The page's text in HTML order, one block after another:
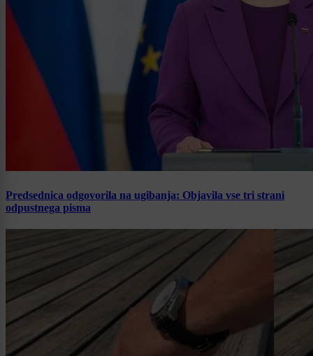
Predsednica odgovorila na ugibanja: Objavila vse tri strani
odpustnega pisma